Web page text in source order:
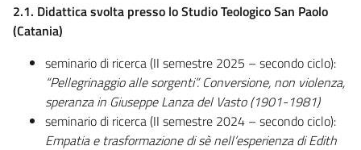
2.1. Didattica svolta presso lo Studio Teologico San Paolo
(Catania)
seminario di ricerca (II semestre 2025 – secondo ciclo):
“Pellegrinaggio alle sorgenti”. Conversione, non violenza,
speranza in Giuseppe Lanza del Vasto (1901-1981)
seminario di ricerca (II semestre 2024 – secondo ciclo):
Empatia e trasformazione di sè nell’esperienza di Edith